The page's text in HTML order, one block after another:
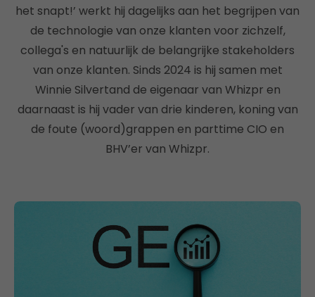
het snapt!’ werkt hij dagelijks aan het begrijpen van
de technologie van onze klanten voor zichzelf,
collega's en natuurlijk de belangrijke stakeholders
van onze klanten. Sinds 2024 is hij samen met
Winnie Silvertand de eigenaar van Whizpr en
daarnaast is hij vader van drie kinderen, koning van
de foute (woord)grappen en parttime CIO en
BHV’er van Whizpr.